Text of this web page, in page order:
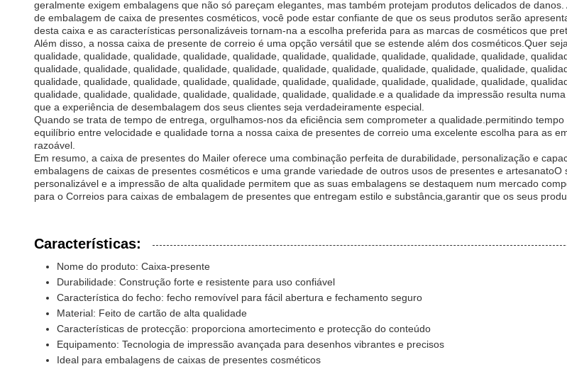
geralmente exigem embalagens que não só pareçam elegantes, mas também protejam produtos delicados de
de embalagem de caixa de presentes cosméticos, você pode estar confiante de que os seus produtos serão
desta caixa e as características personalizáveis tornam-na a escolha preferida para as marcas de cosméticos que
Além disso, a nossa caixa de presente de correio é uma opção versátil que se estende além dos cosméticos.Quer
qualidade, qualidade, qualidade, qualidade, qualidade, qualidade, qualidade, qualidade, qualidade, qualidade,
qualidade, qualidade, qualidade, qualidade, qualidade, qualidade, qualidade, qualidade, qualidade, qualidade,
qualidade, qualidade, qualidade, qualidade, qualidade, qualidade, qualidade, qualidade, qualidade, qualidade,
qualidade, qualidade, qualidade, qualidade, qualidade, qualidade, qualidade.e a qualidade da impressão resulta
que a experiência de desembalagem dos seus clientes seja verdadeiramente especial.
Quando se trata de tempo de entrega, orgulhamos-nos da eficiência sem comprometer a qualidade.permitindo
equilíbrio entre velocidade e qualidade torna a nossa caixa de presentes de correio uma excelente escolha para as
razoável.
Em resumo, a caixa de presentes do Mailer oferece uma combinação perfeita de durabilidade, personalização e
embalagens de caixas de presentes cosméticos e uma grande variedade de outros usos de presentes e
personalizável e a impressão de alta qualidade permitem que as suas embalagens se destaquem num mercado
para o Correios para caixas de embalagem de presentes que entregam estilo e substância,garantir que os seus
Características:
Nome do produto: Caixa-presente
Durabilidade: Construção forte e resistente para uso confiável
Característica do fecho: fecho removível para fácil abertura e fechamento seguro
Material: Feito de cartão de alta qualidade
Características de protecção: proporciona amortecimento e protecção do conteúdo
Equipamento: Tecnologia de impressão avançada para desenhos vibrantes e precisos
Ideal para embalagens de caixas de presentes cosméticos